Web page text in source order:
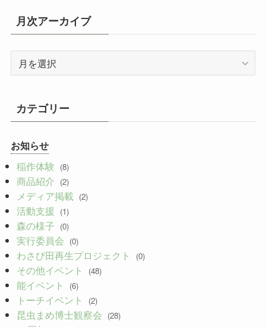
次
ア
イ
カテゴリー
稲作体験 (8)
商品紹介 (2)
メディア掲載
活動支援
森の様子 (0)
実行委員会
わさび田再生プロジェクト
その他イベント
能イベント
トーチイベント
昆虫まめ博士観察会 (28)
10周年イベント (6)
森ワーク (9)